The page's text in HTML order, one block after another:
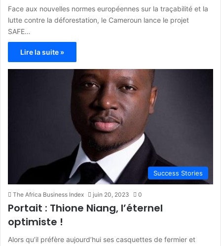
Face aux nouvelles normes européennes sur la traçabilité et la
lutte contre la déforestation, le Cameroun lance le projet
SAFE…
Lire la suite »
Success Stories
The Africa Business Index juin 20, 2023 0
Portait : Thione Niang, l’éternel
optimiste !
Alors qu’il préfère aujourd’hui ses casquettes de fermier et